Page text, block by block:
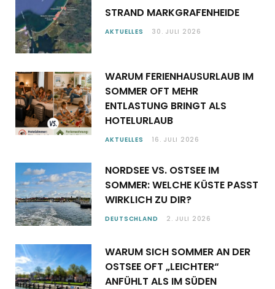
STRAND MARKGRAFENHEIDE
AKTUELLES 30. JULI 2026
WARUM FERIENHAUSURLAUB IM
SOMMER OFT MEHR
ENTLASTUNG BRINGT ALS
HOTELURLAUB
AKTUELLES 16. JULI 2026
NORDSEE VS. OSTSEE IM
SOMMER: WELCHE KÜSTE PASST
WIRKLICH ZU DIR?
DEUTSCHLAND 2. JULI 2026
WARUM SICH SOMMER AN DER
OSTSEE OFT „LEICHTER“
ANFÜHLT ALS IM SÜDEN